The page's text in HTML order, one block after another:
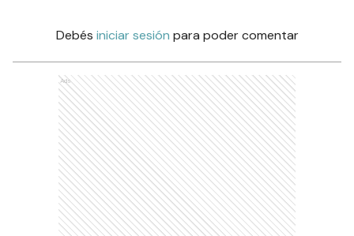
Debés iniciar sesión para poder comentar
Ads